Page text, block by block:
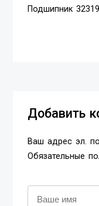
Подшипник
Добавить
Ваш адрес эл.
Обязательные